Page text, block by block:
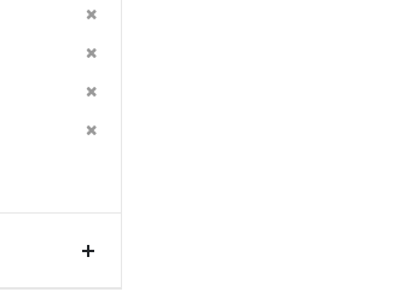
Diesen
Diesen
Diesen
Diesen